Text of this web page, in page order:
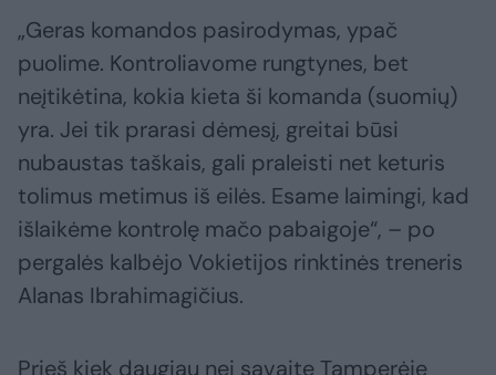
„Geras komandos pasirodymas, ypač
puolime. Kontroliavome rungtynes, bet
neįtikėtina, kokia kieta ši komanda (suomių)
yra. Jei tik prarasi dėmesį, greitai būsi
nubaustas taškais, gali praleisti net keturis
tolimus metimus iš eilės. Esame laimingi, kad
išlaikėme kontrolę mačo pabaigoje“, – po
pergalės kalbėjo Vokietijos rinktinės treneris
Alanas Ibrahimagičius.
Prieš kiek daugiau nei savaitę Tamperėje